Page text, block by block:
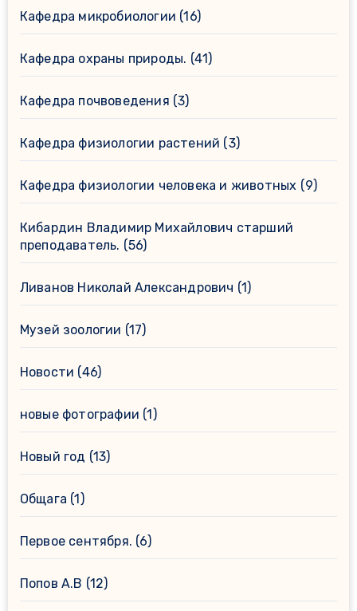
Кафедра микробиологии (16)
Кафедра охраны природы. (41)
Кафедра почвоведения (3)
Кафедра физиологии растений (3)
Кафедра физиологии человека и животных (9)
Кибардин Владимир Михайлович старший
преподаватель. (56)
Ливанов Николай Александрович (1)
Музей зоологии (17)
Новости (46)
новые фотографии (1)
Новый год (13)
Общага (1)
Первое сентября. (6)
Попов А.В (12)